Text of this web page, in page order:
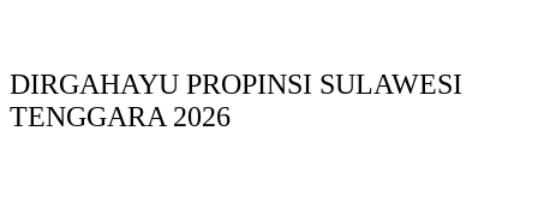
DIRGAHAYU PROPINSI SULAWESI
TENGGARA 2026